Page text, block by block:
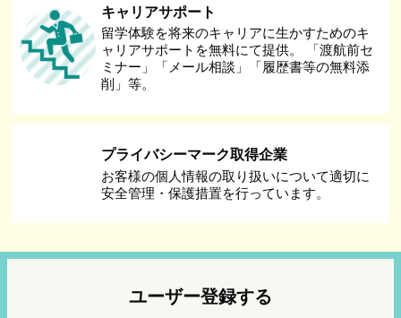
キャリアサポート
留学体験を将来のキャリアに生かすためのキ
ャリアサポートを無料にて提供。 「渡航前セ
ミナー」「メール相談」「履歴書等の無料添
削」等。
プライバシーマーク取得企業
お客様の個人情報の取り扱いについて適切に
安全管理・保護措置を行っています。
ユーザー登録する